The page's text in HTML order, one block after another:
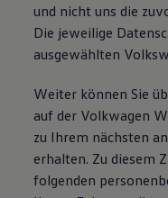
und nicht uns die
Die jeweilige
ausgewählten
Weiter können Sie
auf der Volkwagen
zu Ihrem nächsten
erhalten. Zu diesem
folgenden